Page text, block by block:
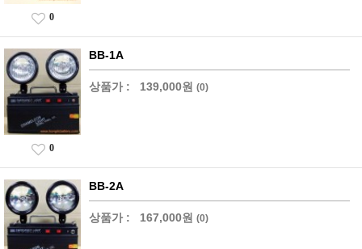
0
BB-1A
상품가 : 139,000원 (0)
0
BB-2A
상품가 : 167,000원 (0)